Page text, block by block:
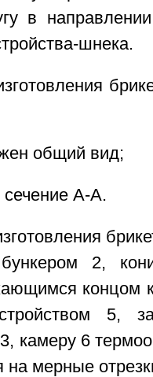
в
шнека.
общий вид;
сечение А-А.
2,
концом
5,
камеру 6
на мерные